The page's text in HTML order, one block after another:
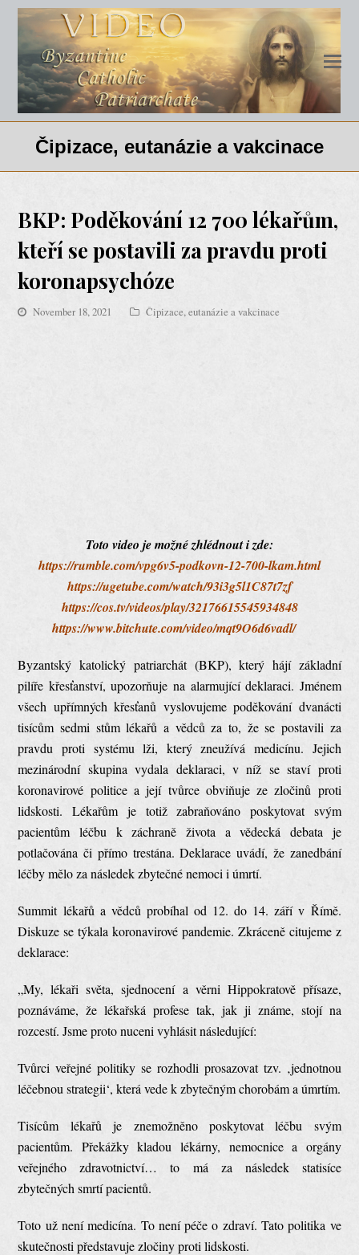
Čipizace, eutanázie a vakcinace
BKP: Poděkování 12 700 lékařům,
kteří se postavili za pravdu proti
koronapsychóze
November 18, 2021 Čipizace, eutanázie a vakcinace
Toto video je možné zhlédnout i zde:
https://rumble.com/vpg6v5-podkovn-12-700-lkam.html
https://ugetube.com/watch/93i3g5l1C87t7zf
https://cos.tv/videos/play/32176615545934848
https://www.bitchute.com/video/mqt9O6d6vadl/
Byzantský katolický patriarchát (BKP), který hájí základní
pilíře křesťanství, upozorňuje na alarmující deklaraci. Jménem
všech upřímných křesťanů vyslovujeme poděkování dvanácti
tisícům sedmi stům lékařů a vědců za to, že se postavili za
pravdu proti systému lži, který zneužívá medicínu. Jejich
mezinárodní skupina vydala deklaraci, v níž se staví proti
koronavirové politice a její tvůrce obviňuje ze zločinů proti
lidskosti. Lékařům je totiž zabraňováno poskytovat svým
pacientům léčbu k záchraně života a vědecká debata je
potlačována či přímo trestána. Deklarace uvádí, že zanedbání
léčby mělo za následek zbytečné nemoci i úmrtí.
Summit lékařů a vědců probíhal od 12. do 14. září v Římě.
Diskuze se týkala koronavirové pandemie. Zkráceně citujeme z
deklarace:
„My, lékaři světa, sjednocení a věrni Hippokratově přísaze,
poznáváme, že lékařská profese tak, jak ji známe, stojí na
rozcestí. Jsme proto nuceni vyhlásit následující:
Tvůrci veřejné politiky se rozhodli prosazovat tzv. ‚jednotnou
léčebnou strategii‘, která vede k zbytečným chorobám a úmrtím.
Tisícům lékařů je znemožněno poskytovat léčbu svým
pacientům. Překážky kladou lékárny, nemocnice a orgány
veřejného zdravotnictví… to má za následek statisíce
zbytečných smrtí pacientů.
Toto už není medicína. To není péče o zdraví. Tato politika ve
skutečnosti představuje zločiny proti lidskosti.